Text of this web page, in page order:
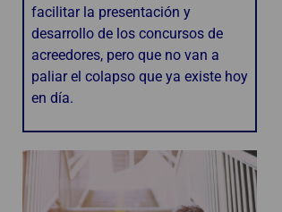
facilitar la presentación y
desarrollo de los concursos de
acreedores, pero que no van a
paliar el colapso que ya existe hoy
en día.